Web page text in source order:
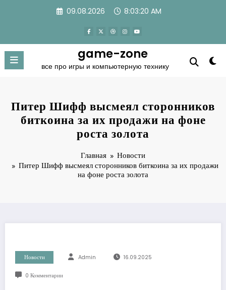
09.08.2026 8:03:21 AM
game-zone
все про игры и компьютерную технику
Питер Шифф высмеял сторонников
биткоина за их продажи на фоне
роста золота
Главная
Новости
Питер Шифф высмеял сторонников биткоина за их продажи
на фоне роста золота
Новости Admin 16.09.2025
0 Комментарии